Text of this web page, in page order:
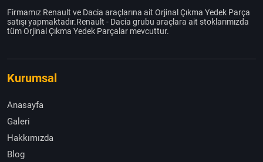
Firmamız Renault ve Dacia araçlarına ait Orjinal Çıkma Yedek Parça
satışı yapmaktadır.Renault - Dacia grubu araçlara ait stoklarımızda
tüm Orjinal Çıkma Yedek Parçalar mevcuttur.
Kurumsal
Anasayfa
Galeri
Hakkımızda
Blog